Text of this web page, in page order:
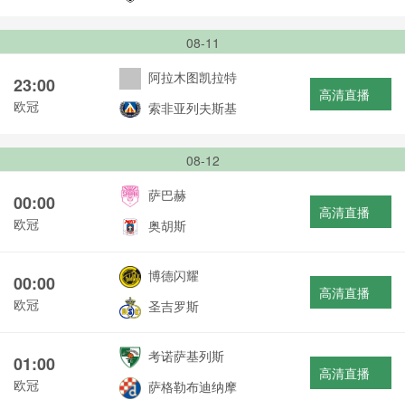
08-11
23:00
欧冠
阿拉木图凯拉特
索非亚列夫斯基
高清直播
08-12
00:00
欧冠
萨巴赫
奥胡斯
高清直播
00:00
欧冠
博德闪耀
圣吉罗斯
高清直播
01:00
欧冠
考诺萨基列斯
萨格勒布迪纳摩
高清直播